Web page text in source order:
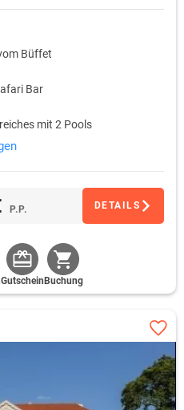
Büffet
Bar
mit 2 Pools
P.P. DETAILS
Gutschein Buchung